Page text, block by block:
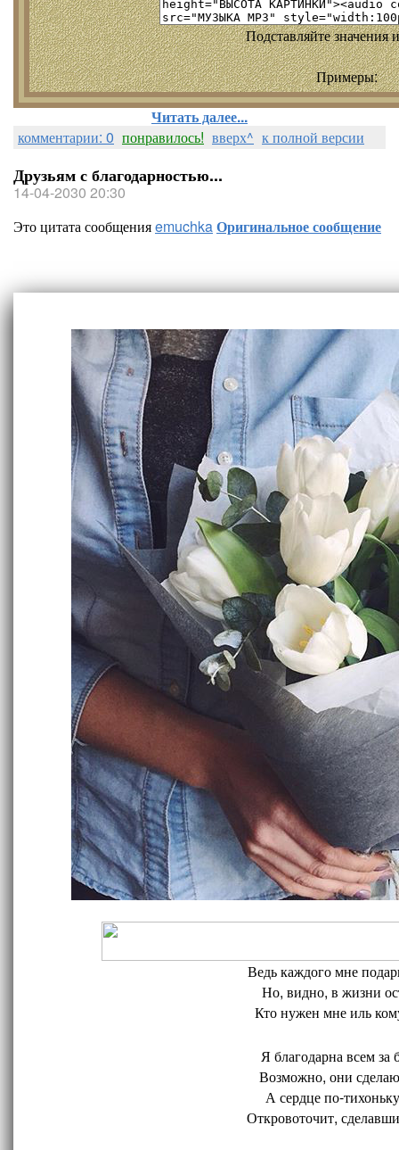
Подставляйте значения
Примеры:
Читать далее...
комментарии: 0 понравилось! вверх^ к полной версии
Друзьям с благодарностью...
14-04-2030 20:30
Это цитата сообщенияemuchkaОригинальное сообщение
Ведь каждого мне
Но, видно, в жизни
Кто нужен мне иль
Я благодарна всем за
Возможно, они
А сердце по-
Откровоточит,